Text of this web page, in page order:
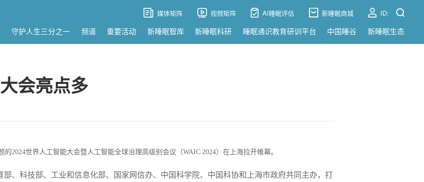
媒体矩阵 视频矩阵 AI睡眠评估 新睡眠商城 ID:
守护人生三分之一 频道 重要活动 新睡眠智库 新睡眠科研 睡眠通识教育研训平台 中国睡谷 新睡眠生态
会亮点多
2024世界人工智能大会暨人工智能全球治理高级别会议（WAIC 2024）在上海拉开帷幕。
、科技部、工业和信息化部、国家网信办、中国科学院、中国科协和上海市政府共同主办，打